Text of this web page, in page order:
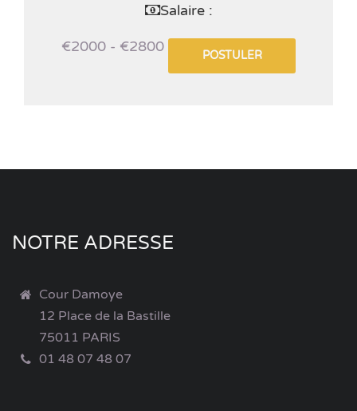
Salaire :
€2000 - €2800
POSTULER
NOTRE ADRESSE
Cour Damoye
12 Place de la Bastille
75011 PARIS
01 48 07 48 07